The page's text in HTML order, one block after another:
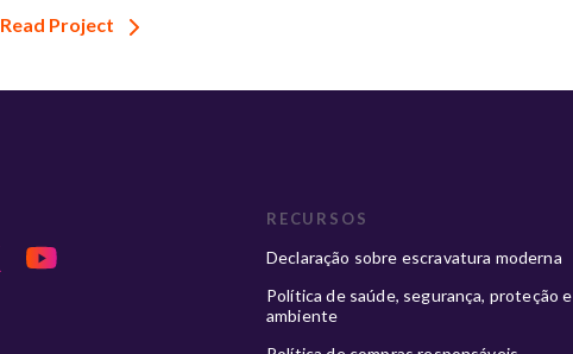
Read Project
RECURSOS
Declaração sobre escravatura moderna
Política de saúde, segurança, proteção e
ambiente